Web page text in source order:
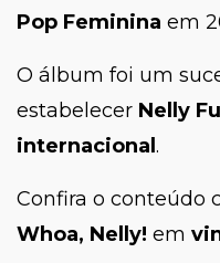
Pop Feminina em
O álbum foi um
estabelecer Nelly
internacional .
Confira o conteúdo
Whoa, Nelly! em